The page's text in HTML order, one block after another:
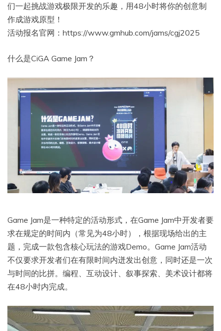
们一起挑战游戏极限开发的乐趣，用48小时将你的创意制
作成游戏原型！
活动报名官网：https://www.gmhub.com/jams/cgj2025
什么是CiGA Game Jam？
Game Jam是一种特定的活动形式，在Game Jam中开发者要
求在规定的时间内（常见为48小时），根据现场给出的主
题，完成一款包含核心玩法的游戏Demo。Game Jam活动
不仅要求开发者们在有限时间内迸发出创意，同时还是一次
与时间的比拼。编程、互动设计、叙事探索、美术设计都将
在48小时内完成。